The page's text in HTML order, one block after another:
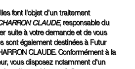
font l’objet d’un traitement
CHARRON CLAUDE, responsable du
suite à votre demande et de vous
sont également destinées à Futur
à la
vous disposez notamment d'un